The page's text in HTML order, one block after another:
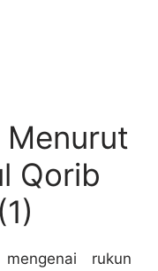
Menurut
Qorib
rukun